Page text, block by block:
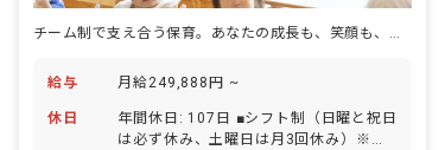
チーム制で支え合う保育。あなたの成長も、笑顔も、ここで咲かせよう。
給与 月給249,888円 ~
休日
年間休日: 107日 ■シフト制（日曜と祝日
は必ず休み、土曜日は月3回休み）※月8